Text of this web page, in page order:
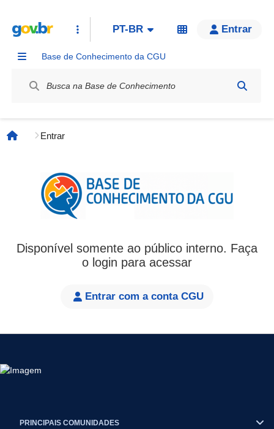
PT-BR Entrar
Base de Conhecimento da CGU
Página inicial
Entrar
Disponível somente ao público interno. Faça
o login para acessar
Entrar com a conta CGU
PRINCIPAIS COMUNIDADES